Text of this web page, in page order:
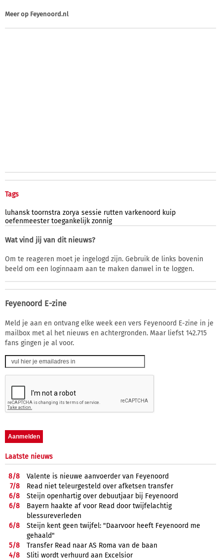
Meer op Feyenoord.nl
Tags
luhansk toornstra zorya sessie rutten varkenoord kuip
oefenmeester toegankelijk zonnig
Wat vind jij van dit nieuws?
Om te reageren moet je ingelogd zijn. Gebruik de links bovenin
beeld om een loginnaam aan te maken danwel in te loggen.
Feyenoord E-zine
Meld je aan en ontvang elke week een vers Feyenoord E-zine in je
mailbox met al het nieuws en achtergronden. Maar liefst 142.715
fans gingen je al voor.
Laatste nieuws
8/8
Valente is nieuwe aanvoerder van Feyenoord
7/8
Read niet teleurgesteld over afketsen transfer
6/8
Steijn openhartig over debuutjaar bij Feyenoord
6/8
Bayern haakte af voor Read door twijfelachtig
blessureverleden
6/8
Steijn kent geen twijfel: "Daarvoor heeft Feyenoord me
gehaald"
5/8
Transfer Read naar AS Roma van de baan
4/8
Sliti wordt verhuurd aan Excelsior